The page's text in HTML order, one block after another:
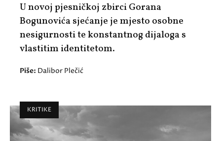
U novoj pjesničkoj zbirci Gorana
Bogunovića sjećanje je mjesto osobne
nesigurnosti te konstantnog dijaloga s
vlastitim identitetom.
Piše: Dalibor Plečić
KRITIKE